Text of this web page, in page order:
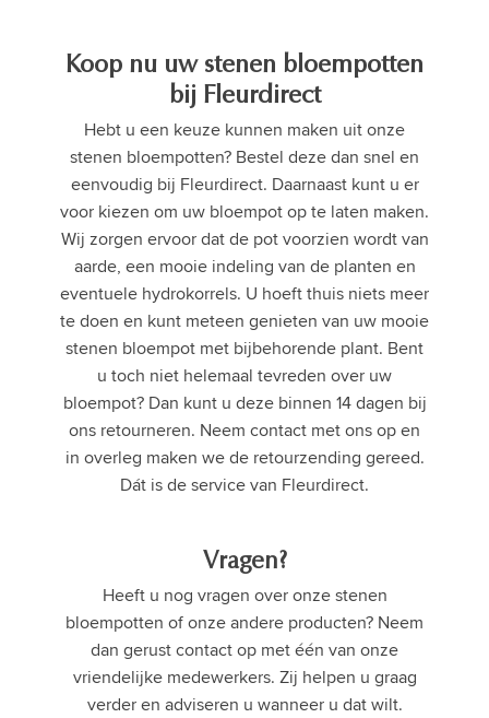
Koop nu uw stenen bloempotten
bij Fleurdirect
Hebt u een keuze kunnen maken uit onze
stenen bloempotten? Bestel deze dan snel en
eenvoudig bij Fleurdirect. Daarnaast kunt u er
voor kiezen om uw bloempot op te laten maken.
Wij zorgen ervoor dat de pot voorzien wordt van
aarde, een mooie indeling van de planten en
eventuele hydrokorrels. U hoeft thuis niets meer
te doen en kunt meteen genieten van uw mooie
stenen bloempot met bijbehorende plant. Bent
u toch niet helemaal tevreden over uw
bloempot? Dan kunt u deze binnen 14 dagen bij
ons retourneren. Neem contact met ons op en
in overleg maken we de retourzending gereed.
Dát is de service van Fleurdirect.
Vragen?
Heeft u nog vragen over onze stenen
bloempotten of onze andere producten? Neem
dan gerust contact op met één van onze
vriendelijke medewerkers. Zij helpen u graag
verder en adviseren u wanneer u dat wilt.